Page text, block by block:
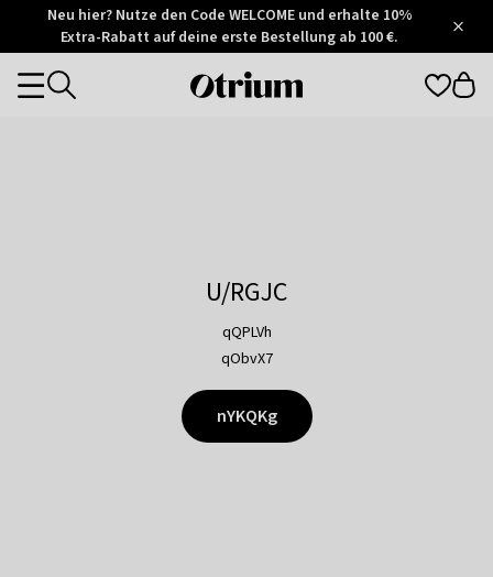
Otrium
Trustpilot
Neu hier? Nutze den Code WELCOME und erhalte 10%
Extra-Rabatt auf deine erste Bestellung ab 100 €.
Otrium
Categories
U/RGJC
qQPLVh
qObvX7
nYKQKg